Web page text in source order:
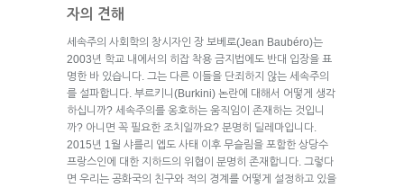
자의 견해
세속주의 사회학의 창시자인 장 보베로(Jean Baubéro)는
2003년 학교 내에서의 히잡 착용 금지법에도 반대 입장을 표
명한 바 있습니다. 그는 다른 이들을 단죄하지 않는 세속주의
를 설파합니다. 부르키니(Burkini) 논란에 대해서 어떻게 생각
하십니까? 세속주의를 옹호하는 움직임이 존재하는 것입니
까? 아니면 꼭 필요한 조치일까요? 분명히 딜레마입니다.
2015년 1월 샤를리 엡도 사태 이후 무슬림을 포함한 상당수
프랑스인에 대한 지하드의 위협이 분명히 존재합니다. 그렇다
면 우리는 공화국의 친구와 적의 경계를 어떻게 설정하고 있을